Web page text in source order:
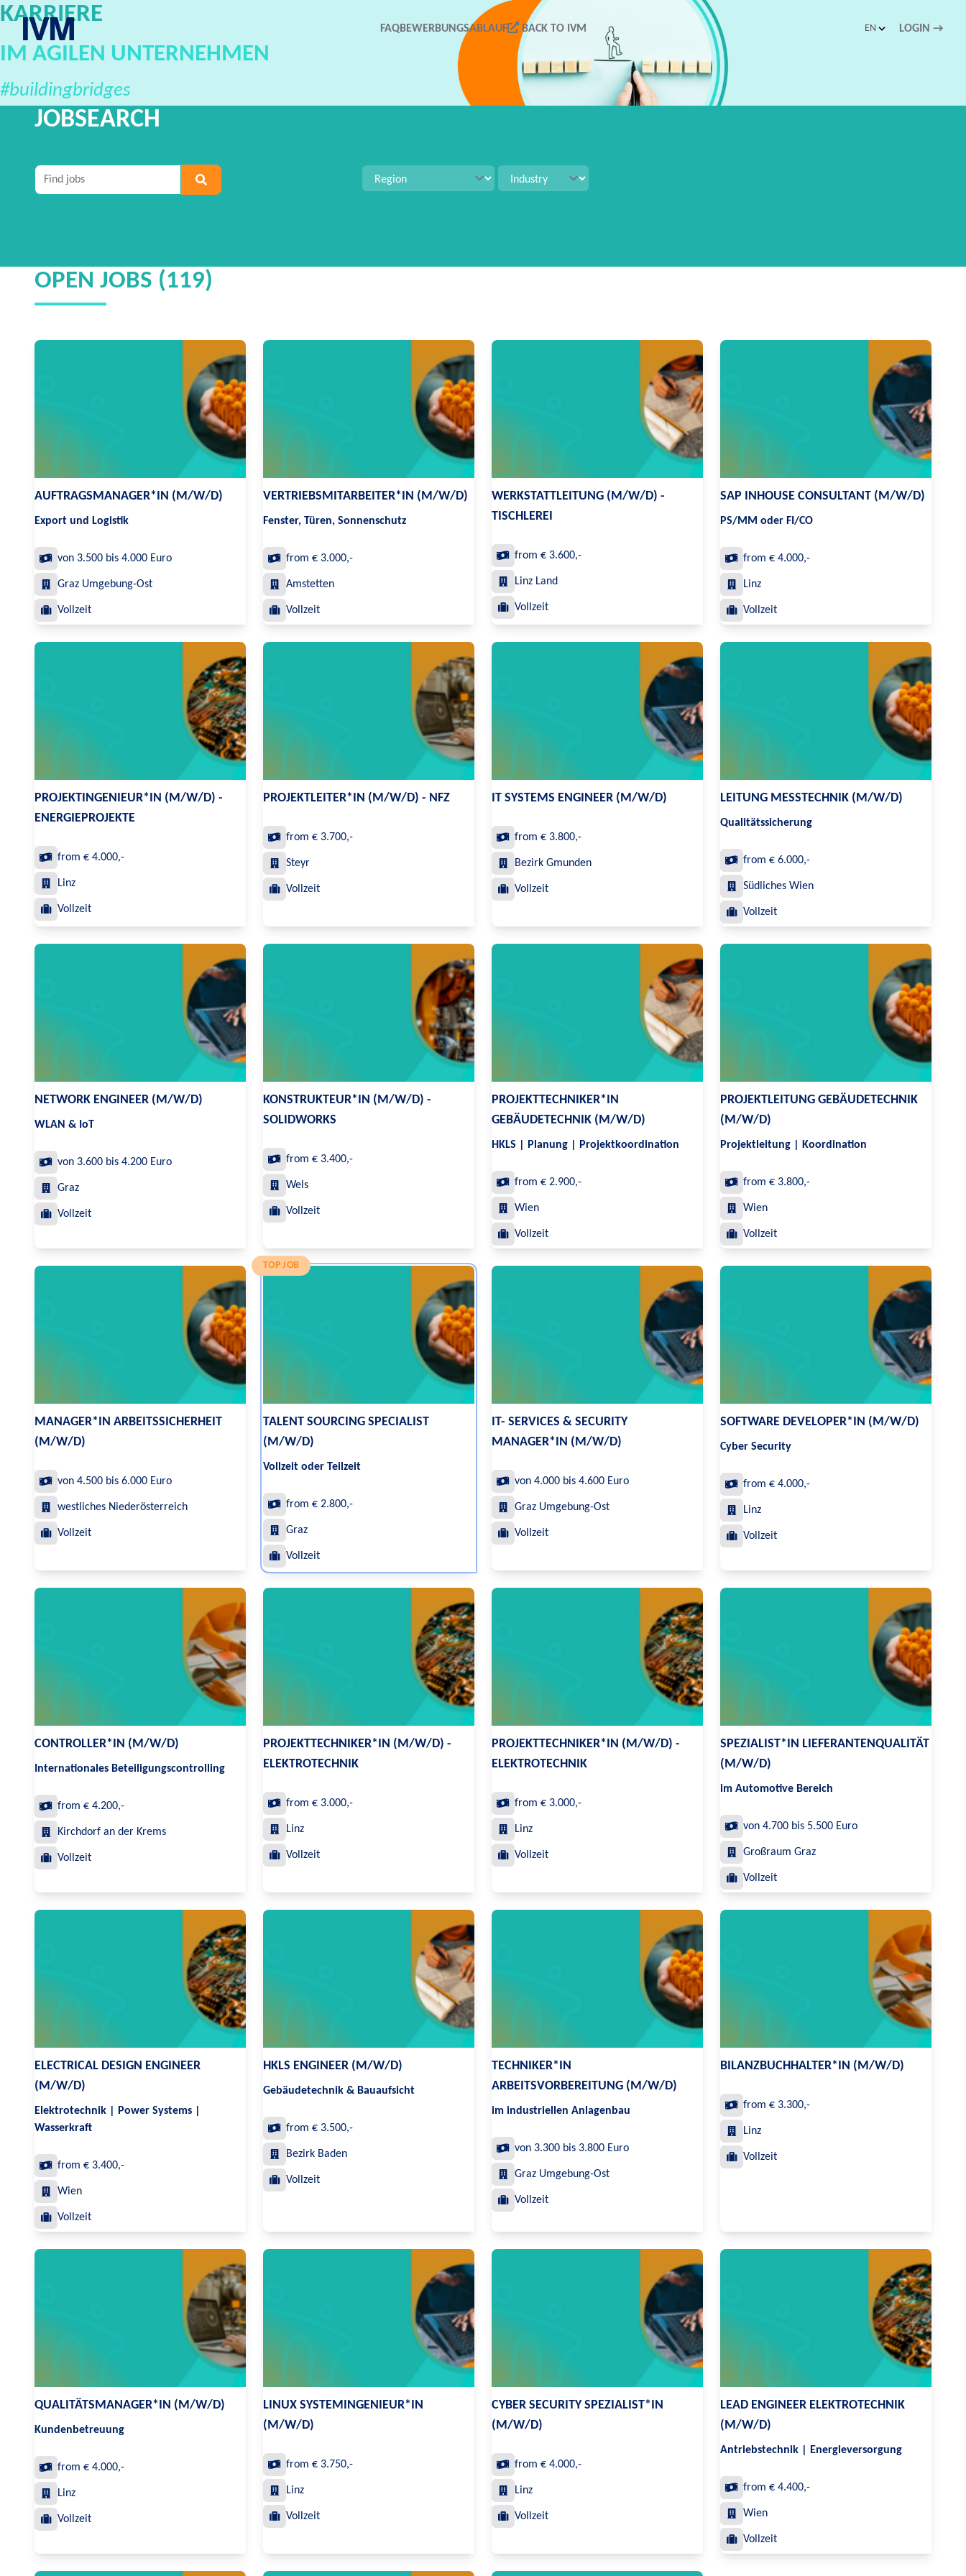
Career Portal FAQBEWERBUNGSABLAUF BACK TO IVM EN LOGIN →
KARRIERE
IM AGILEN UNTERNEHMEN
#buildingbridges
JOBSEARCH
OPEN JOBS (119)
AUFTRAGSMANAGER*IN (M/W/D)
Export und Logistik
von 3.500 bis 4.000 Euro
Graz Umgebung-Ost
Vollzeit
VERTRIEBSMITARBEITER*IN (M/W/D)
Fenster, Türen, Sonnenschutz
from € 3.000,-
Amstetten
Vollzeit
WERKSTATTLEITUNG (M/W/D) -
TISCHLEREI
from € 3.600,-
Linz Land
Vollzeit
SAP INHOUSE CONSULTANT (M/W/D)
PS/MM oder FI/CO
from € 4.000,-
Linz
Vollzeit
PROJEKTINGENIEUR*IN (M/W/D) -
ENERGIEPROJEKTE
from € 4.000,-
Linz
Vollzeit
PROJEKTLEITER*IN (M/W/D) - NFZ
from € 3.700,-
Steyr
Vollzeit
IT SYSTEMS ENGINEER (M/W/D)
from € 3.800,-
Bezirk Gmunden
Vollzeit
LEITUNG MESSTECHNIK (M/W/D)
Qualitätssicherung
from € 6.000,-
Südliches Wien
Vollzeit
NETWORK ENGINEER (M/W/D)
WLAN & IoT
von 3.600 bis 4.200 Euro
Graz
Vollzeit
KONSTRUKTEUR*IN (M/W/D) -
SOLIDWORKS
from € 3.400,-
Wels
Vollzeit
PROJEKTTECHNIKER*IN
GEBÄUDETECHNIK (M/W/D)
HKLS | Planung | Projektkoordination
from € 2.900,-
Wien
Vollzeit
PROJEKTLEITUNG GEBÄUDETECHNIK
(M/W/D)
Projektleitung | Koordination
from € 3.800,-
Wien
Vollzeit
MANAGER*IN ARBEITSSICHERHEIT
(M/W/D)
von 4.500 bis 6.000 Euro
westliches Niederösterreich
Vollzeit
TOP JOB
TALENT SOURCING SPECIALIST
(M/W/D)
Vollzeit oder Teilzeit
from € 2.800,-
Graz
Vollzeit
IT- SERVICES & SECURITY
MANAGER*IN (M/W/D)
von 4.000 bis 4.600 Euro
Graz Umgebung-Ost
Vollzeit
SOFTWARE DEVELOPER*IN (M/W/D)
Cyber Security
from € 4.000,-
Linz
Vollzeit
CONTROLLER*IN (M/W/D)
Internationales Beteiligungscontrolling
from € 4.200,-
Kirchdorf an der Krems
Vollzeit
PROJEKTTECHNIKER*IN (M/W/D) -
ELEKTROTECHNIK
from € 3.000,-
Linz
Vollzeit
PROJEKTTECHNIKER*IN (M/W/D) -
ELEKTROTECHNIK
from € 3.000,-
Linz
Vollzeit
SPEZIALIST*IN LIEFERANTENQUALITÄT
(M/W/D)
im Automotive Bereich
von 4.700 bis 5.500 Euro
Großraum Graz
Vollzeit
ELECTRICAL DESIGN ENGINEER
(M/W/D)
Elektrotechnik | Power Systems |
Wasserkraft
from € 3.400,-
Wien
Vollzeit
HKLS ENGINEER (M/W/D)
Gebäudetechnik & Bauaufsicht
from € 3.500,-
Bezirk Baden
Vollzeit
TECHNIKER*IN
ARBEITSVORBEREITUNG (M/W/D)
im industriellen Anlagenbau
von 3.300 bis 3.800 Euro
Graz Umgebung-Ost
Vollzeit
BILANZBUCHHALTER*IN (M/W/D)
from € 3.300,-
Linz
Vollzeit
QUALITÄTSMANAGER*IN (M/W/D)
Kundenbetreuung
from € 4.000,-
Linz
Vollzeit
LINUX SYSTEMINGENIEUR*IN
(M/W/D)
from € 3.750,-
Linz
Vollzeit
CYBER SECURITY SPEZIALIST*IN
(M/W/D)
from € 4.000,-
Linz
Vollzeit
LEAD ENGINEER ELEKTROTECHNIK
(M/W/D)
Antriebstechnik | Energieversorgung
from € 4.400,-
Wien
Vollzeit